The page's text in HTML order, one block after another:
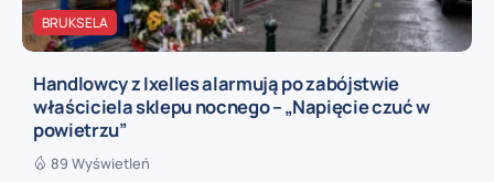
BRUKSELA
Handlowcy z Ixelles alarmują po zabójstwie
właściciela sklepu nocnego – „Napięcie czuć w
powietrzu”
89 Wyświetleń